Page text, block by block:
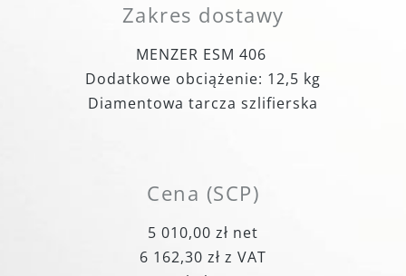
Zakres dostawy
MENZER ESM 406
Dodatkowe obciążenie: 12,5 kg
Diamentowa tarcza szlifierska
Cena (SCP)
5 010,00 zł net
6 162,30 zł z VAT